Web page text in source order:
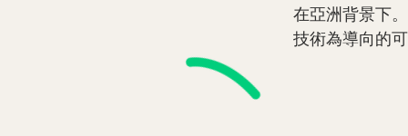
在亞洲背景下。
技術為導向的